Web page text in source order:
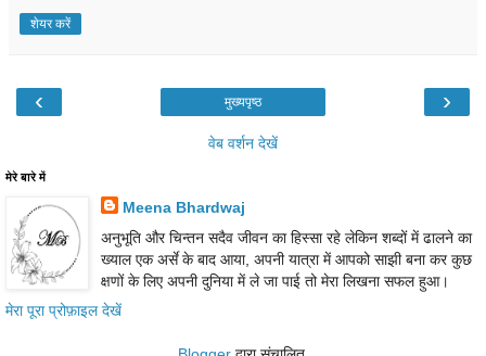
शेयर करें
‹ ›
मुख्यपृष्ठ
वेब वर्शन देखें
मेरे बारे में
Meena Bhardwaj
अनुभूति और चिन्तन सदैव जीवन का हिस्सा रहे लेकिन शब्दों में ढालने का
ख्याल एक अर्से के बाद आया, अपनी यात्रा में आपको साझी बना कर कुछ
क्षणों के लिए अपनी दुनिया में ले जा पाई तो मेरा लिखना सफल हुआ।
मेरा पूरा प्रोफ़ाइल देखें